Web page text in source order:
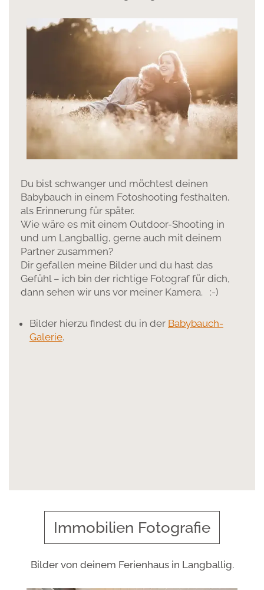
Du bist schwanger und möchtest deinen
Babybauch in einem Fotoshooting festhalten,
als Erinnerung für später.
Wie wäre es mit einem Outdoor-Shooting in
und um Langballig, gerne auch mit deinem
Partner zusammen?
Dir gefallen meine Bilder und du hast das
Gefühl – ich bin der richtige Fotograf für dich,
dann sehen wir uns vor meiner Kamera. :-)
Bilder hierzu findest du in der Babybauch-
Galerie.
Immobilien Fotografie
Bilder von deinem Ferienhaus in Langballig.